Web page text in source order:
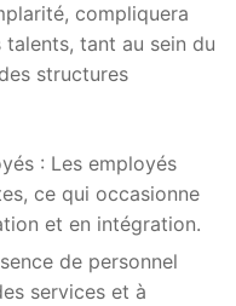
compliquera
tant au sein du
structures
: Les employés
ce qui occasionne
et en intégration.
de personnel
services et à